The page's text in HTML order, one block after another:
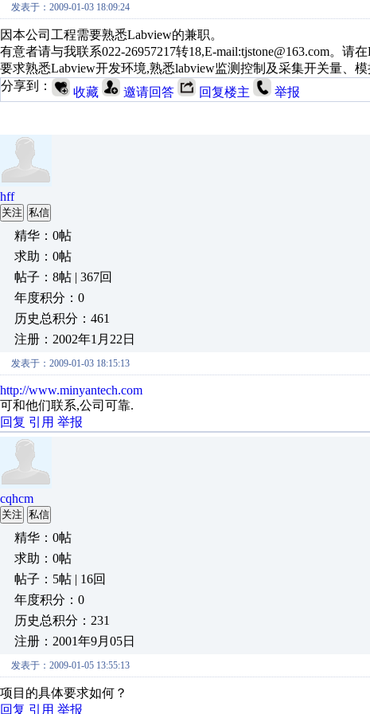
发表于：2009-01-03 18:09:24
因本公司工程需要熟悉Labview的兼职。
有意者请与我联系022-26957217转18,E-mail:tjstone@163.com。请
要求熟悉Labview开发环境,熟悉labview监测控制及采集开关量、模
分享到：
收藏 邀请回答 回复楼主 举报
hff
关注 私信
精华：0帖
求助：0帖
帖子：8帖 | 367回
年度积分：0
历史总积分：461
注册：2002年1月22日
发表于：2009-01-03 18:15:13
http://www.minyantech.com
可和他们联系,公司可靠.
回复 引用 举报
cqhcm
关注 私信
精华：0帖
求助：0帖
帖子：5帖 | 16回
年度积分：0
历史总积分：231
注册：2001年9月05日
发表于：2009-01-05 13:55:13
项目的具体要求如何？
回复 引用 举报